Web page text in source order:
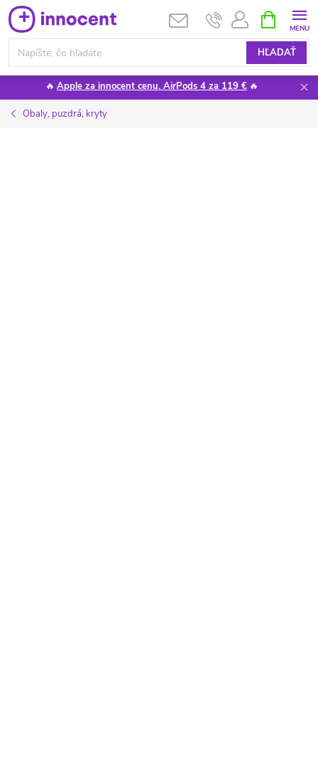
Prejsť
na
obsah
HĽADAŤ
KOŠÍK
🔥 Apple za innocent cenu. AirPods 4 za 119 € 🔥
Obaly, puzdrá, kryty